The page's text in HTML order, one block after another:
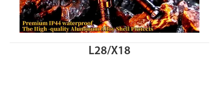
L28/X18